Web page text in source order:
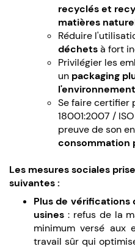
recyclés et
matières
Réduire
déchetsà fort
Privilégier les
un packaging
l'environnement
Se faire certifier
18001:2007 /
preuve de son
consommation
Les mesures sociales
suivantes :
Plus de vérifications
usines : refus de la
minimum versé aux
travail sûr qui